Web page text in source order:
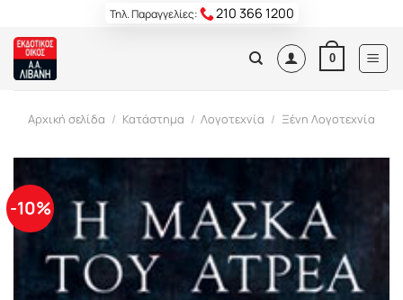
content
Τηλ. Παραγγελίες: 210 366 1200
0
Αρχική σελίδα / Κατάστημα / Λογοτεχνία / Ξένη Λογοτεχνία
-10%